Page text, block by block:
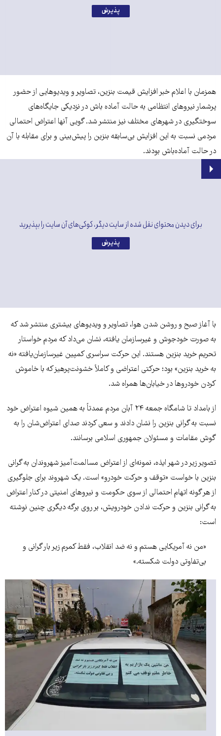
پذیرش
همزمان با اعلام خبر افزایش قیمت بنزین، تصاویر و ویدیوهایی از حضور
پرشمار نیروهای انتظامی به حالت آماده باش در نزدیکی جایگاه‌­های
سوختگیری در شهرهای مختلف نیز منتشر شد. گویی آنها اعتراض احتمالی
مردمی نسبت به این افزایش بی­‌سابقه بنزین را پیش‌­بینی و برای مقابله با آن
در حالت آماده‌باش بودند.
برای دیدن محتوای نقل شده از سایت دیگر، کوکی‌های آن سایت را بپذیرید
پذیرش
با آغاز صبح و روشن شدن هوا، تصاویر و ویدیوهای بیشتری منتشر شد که
به صورت خودجوش و غیرسازمان یافته، نشان می‌داد که مردم خواستار
تحریم خرید بنزین هستند. این حرکت سراسری کمپین غیرسازمان‌یافته «نه
به خرید بنزین» بود؛ حرکتی اعتراضی و کاملاً خشونت‌پرهیز که با خاموش
کردن خودروها در خیابان‌ها همراه شد.
از بامداد تا شامگاه جمعه ۲۴ آبان مردم عمدتاً به همین شیوه اعتراض‌ خود
نسبت به گرانی بنزین را نشان دادند و سعی کردند صدای اعتراض‌شان را به
گوش مقامات و مسئولان جمهوری اسلامی برسانند.
تصویر زیر در شهر ایذه، نمونه‌ای از اعتراض مسالمت‌آمیز شهروندان به گرانی
بنزین با خواست «توقف و حرکت خودرو» است. یک شهروند برای جلوگیری
از هر گونه اتهام احتمالی از سوی حکومت و نیروهای امنیتی در کنار اعتراض
به گرانی بنزین و حرکت ندادن خودرویش، بر روی برگه دیگری چنین نوشته
است:
«من نه آمریکایی هستم و نه ضد انقلاب، فقط کمرم زیر بار گرانی و
بی‌تفاوتی دولت شکسته.»